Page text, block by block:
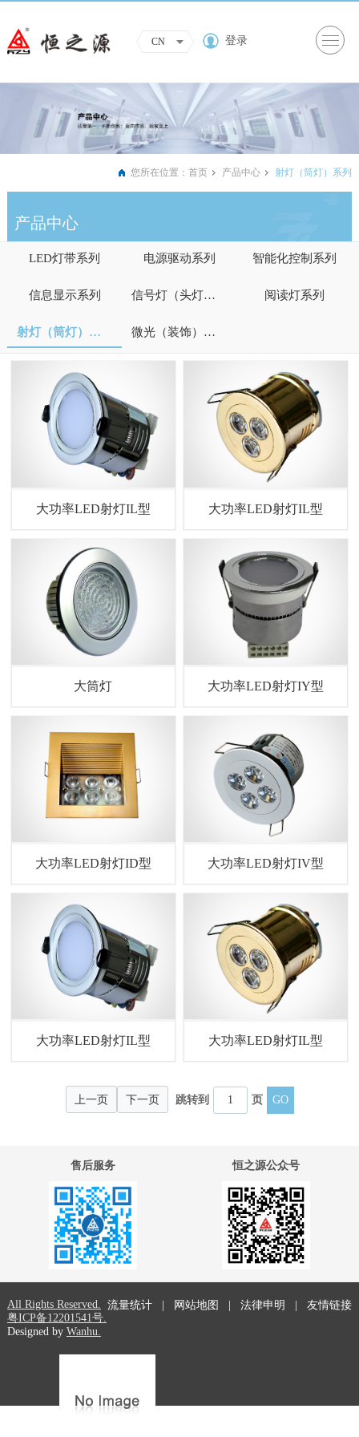
CN 登录
您所在位置：首页 产品中心 射灯（筒灯）系列
产品中心
LED灯带系列 电源驱动系列 智能化控制系列
信息显示系列 信号灯（头灯）系列 阅读灯系列
射灯（筒灯）系列 微光（装饰）照明系列
大功率LED射灯IL型 大功率LED射灯IL型
大筒灯 大功率LED射灯IY型
大功率LED射灯ID型 大功率LED射灯IV型
大功率LED射灯IL型 大功率LED射灯IL型
上一页 下一页 跳转到 页
售后服务 恒之源公众号
流量统计 网站地图 法律申明 友情链接
All Rights Reserved.
粤ICP备12201541号.
Designed by Wanhu.